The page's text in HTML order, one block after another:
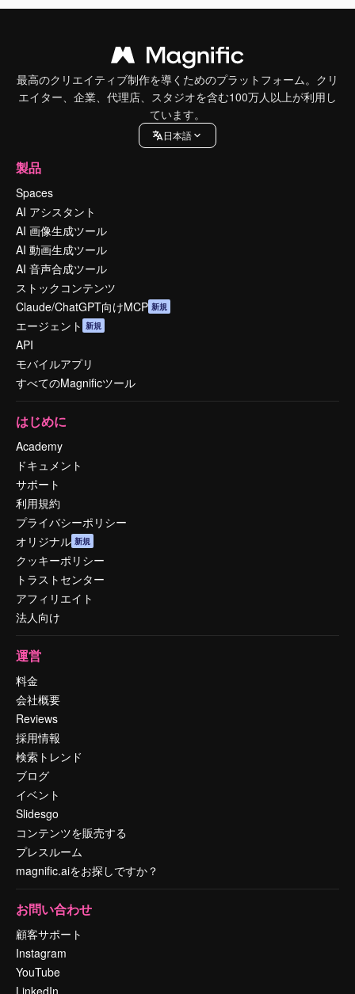
最高のクリエイティブ制作を導くためのプラットフォーム。クリ
エイター、企業、代理店、スタジオを含む100万人以上が利用し
ています。
日本語
製品
Spaces
AI アシスタント
AI 画像生成ツール
AI 動画生成ツール
AI 音声合成ツール
ストックコンテンツ
Claude/ChatGPT向けMCP 新規
エージェント 新規
API
モバイルアプリ
すべてのMagnificツール
はじめに
Academy
ドキュメント
サポート
利用規約
プライバシーポリシー
オリジナル 新規
クッキーポリシー
トラストセンター
アフィリエイト
法人向け
運営
料金
会社概要
Reviews
採用情報
検索トレンド
ブログ
イベント
Slidesgo
コンテンツを販売する
プレスルーム
magnific.aiをお探しですか？
お問い合わせ
顧客サポート
Instagram
YouTube
LinkedIn